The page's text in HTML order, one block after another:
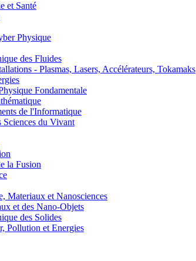
et Santé
Physique
des Fluides
- Plasmas, Lasers, Accélérateurs, Tokamaks
Fondamentale
de l'Informatique
du Vivant
la Fusion
et Nanosciences
et des Nano-Objets
des Solides
Pollution et Energies